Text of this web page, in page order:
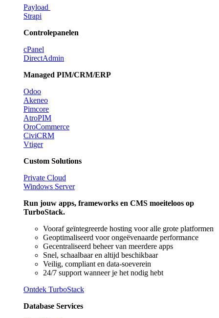
Payload
Strapi
Controlepanelen
cPanel
DirectAdmin
Managed PIM/CRM/ERP
Odoo
Akeneo
Pimcore
AtroPIM
OroCommerce
CiviCRM
Vtiger
Custom Solutions
Private Cloud
Windows Server
Run jouw apps, frameworks en CMS moeiteloos op
TurboStack.
Vooraf geïntegreerde hosting voor alle grote platformen
Geoptimaliseerd voor ongeëvenaarde performance
Gecentraliseerd beheer van meerdere apps
Snel, schaalbaar en altijd beschikbaar
Veilig, compliant en data-soeverein
24/7 support wanneer je het nodig hebt
Ontdek TurboStack
Database Services